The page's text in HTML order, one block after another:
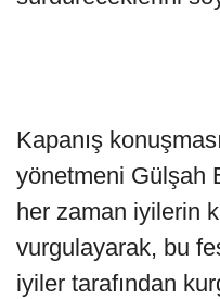
Kapanış
yönetmeni Gülşah
her zaman iyilerin
vurgulayarak, bu
iyiler tarafından